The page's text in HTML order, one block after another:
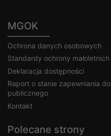
MGOK
Ochrona danych osobowych
Standardy ochrony małoletnich
Deklaracja dostępności
Raport o stanie zapewniania
publicznego
Kontakt
Polecane strony